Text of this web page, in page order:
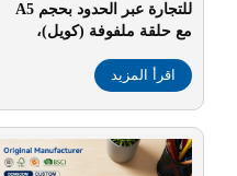
للتجارة عبر الحدود بحجم A5
مع حلقة ملفوفة (كويل)،
ومخصص للتخطيط وتسجيل
الأعمال والجدولة
اقرأ المزيد